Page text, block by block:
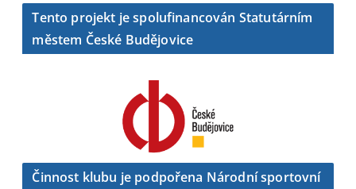
Tento projekt je spolufinancován Statutárním
městem České Budějovice
Činnost klubu je podpořena Národní sportovní